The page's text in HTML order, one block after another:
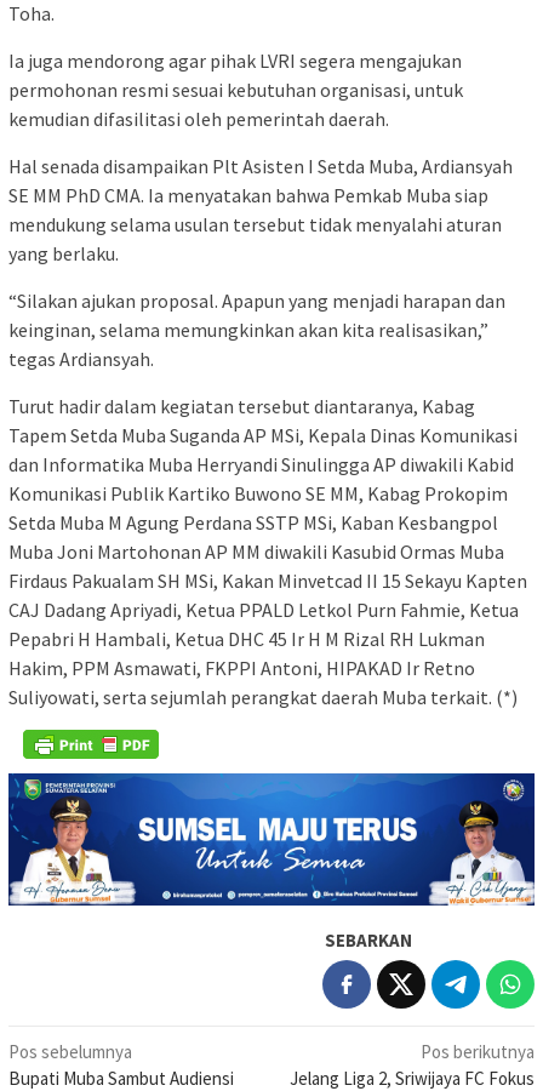
Toha.
Ia juga mendorong agar pihak LVRI segera mengajukan
permohonan resmi sesuai kebutuhan organisasi, untuk
kemudian difasilitasi oleh pemerintah daerah.
Hal senada disampaikan Plt Asisten I Setda Muba, Ardiansyah
SE MM PhD CMA. Ia menyatakan bahwa Pemkab Muba siap
mendukung selama usulan tersebut tidak menyalahi aturan
yang berlaku.
“Silakan ajukan proposal. Apapun yang menjadi harapan dan
keinginan, selama memungkinkan akan kita realisasikan,”
tegas Ardiansyah.
Turut hadir dalam kegiatan tersebut diantaranya, Kabag
Tapem Setda Muba Suganda AP MSi, Kepala Dinas Komunikasi
dan Informatika Muba Herryandi Sinulingga AP diwakili Kabid
Komunikasi Publik Kartiko Buwono SE MM, Kabag Prokopim
Setda Muba M Agung Perdana SSTP MSi, Kaban Kesbangpol
Muba Joni Martohonan AP MM diwakili Kasubid Ormas Muba
Firdaus Pakualam SH MSi, Kakan Minvetcad II 15 Sekayu Kapten
CAJ Dadang Apriyadi, Ketua PPALD Letkol Purn Fahmie, Ketua
Pepabri H Hambali, Ketua DHC 45 Ir H M Rizal RH Lukman
Hakim, PPM Asmawati, FKPPI Antoni, HIPAKAD Ir Retno
Suliyowati, serta sejumlah perangkat daerah Muba terkait. (*)
SEBARKAN
Navigasi
Pos sebelumnya
Bupati Muba Sambut Audiensi
Pos berikutnya
Jelang Liga 2, Sriwijaya FC Fokus